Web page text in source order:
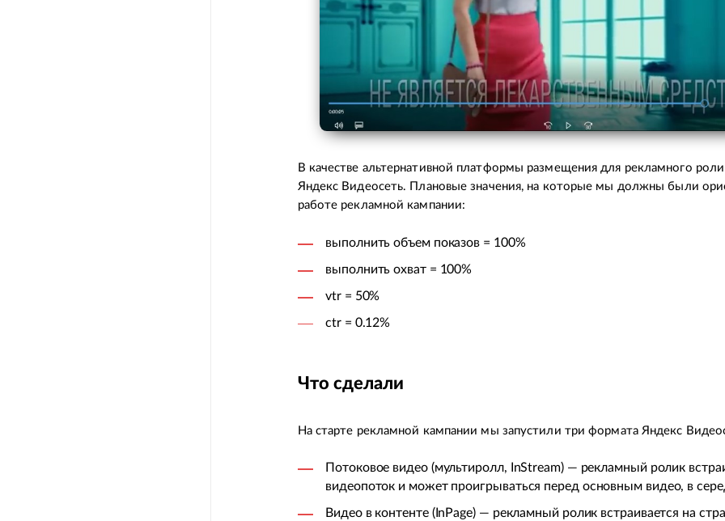
В качестве альтернативной платформы размещения для рекламного
Яндекс Видеосеть. Плановые значения, на которые мы должны были
работе рекламной кампании:
выполнить объем показов = 100%
выполнить охват = 100%
vtr = 50%
ctr = 0.12%
Что сделали
На старте рекламной кампании мы запустили три формата Яндекс
Потоковое видео (мультиролл, InStream) — рекламный ролик
видеопоток и может проигрываться перед основным видео, в
Видео в контенте (InPage) — рекламный ролик встраивается на